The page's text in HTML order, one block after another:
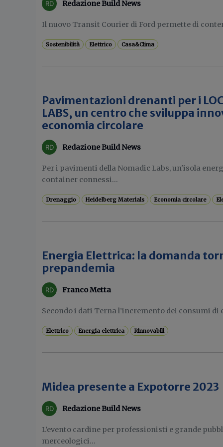
Redazione Build News
Il nuovo Transit Courier di Ford permette di
Sostenibilità Elettrico Casa&Clima
Pavimentazioni drenanti per i
LABS, un centro che sviluppa
economia circolare
Redazione Build News
Per i pavimenti della Nomadic Labs, un'isola
container connessi...
Drenaggio Heidelberg Materials Economia circolare
Energia Elettrica: la domanda
prepandemia
Franco Metta
Secondo i dati Terna l’incremento dei consumi di
Elettrico Energia elettrica Rinnovabili
Midea presente a Expotorre 2023
Redazione Build News
L’evento cardine per professionisti e grande
merceologici...